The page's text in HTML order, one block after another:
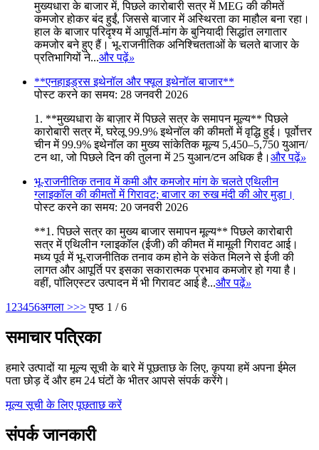
मुख्यधारा के बाजार में, पिछले कारोबारी सत्र में MEG की कीमतें
कमजोर होकर बंद हुईं, जिससे बाजार में अस्थिरता का माहौल बना रहा।
हाल के बाजार परिदृश्य में आपूर्ति-मांग के बुनियादी सिद्धांत लगातार
कमजोर बने हुए हैं। भू-राजनीतिक अनिश्चितताओं के चलते बाजार के
प्रतिभागियों ने...और पढ़ें»
**एनहाइड्रस इथेनॉल और फ्यूल इथेनॉल बाजार**
पोस्ट करने का समय: 28 जनवरी 2026
1. **मुख्यधारा के बाज़ार में पिछले सत्र के समापन मूल्य** पिछले
कारोबारी सत्र में, घरेलू 99.9% इथेनॉल की कीमतों में वृद्धि हुई। पूर्वोत्तर
चीन में 99.9% इथेनॉल का मुख्य सांकेतिक मूल्य 5,450–5,750 युआन/
टन था, जो पिछले दिन की तुलना में 25 युआन/टन अधिक है। और पढ़ें»
भू-राजनीतिक तनाव में कमी और कमजोर मांग के चलते एथिलीन
ग्लाइकॉल की कीमतों में गिरावट; बाजार का रुख मंदी की ओर मुड़ा।
पोस्ट करने का समय: 20 जनवरी 2026
**1. पिछले सत्र का मुख्य बाजार समापन मूल्य** पिछले कारोबारी
सत्र में एथिलीन ग्लाइकॉल (ईजी) की कीमत में मामूली गिरावट आई।
मध्य पूर्व में भू-राजनीतिक तनाव कम होने के संकेत मिलने से ईजी की
लागत और आपूर्ति पर इसका सकारात्मक प्रभाव कमजोर हो गया है।
वहीं, पॉलिएस्टर उत्पादन में भी गिरावट आई है...और पढ़ें»
1 23456अगला >>> पृष्ठ 1 / 6
समाचार पत्रिका
हमारे उत्पादों या मूल्य सूची के बारे में पूछताछ के लिए, कृपया हमें अपना ईमेल
पता छोड़ दें और हम 24 घंटों के भीतर आपसे संपर्क करेंगे।
मूल्य सूची के लिए पूछताछ करें
संपर्क जानकारी